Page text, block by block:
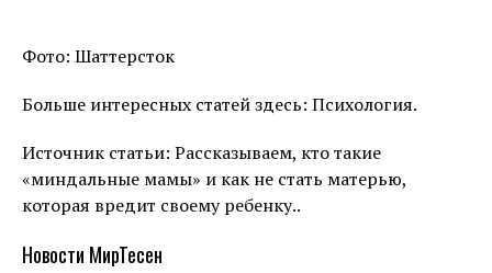
Фото: Шаттерсток
Больше интересных статей здесь: Психология.
Источник статьи: Рассказываем, кто такие
«миндальные мамы» и как не стать матерью,
которая вредит своему ребенку..
Новости МирТесен